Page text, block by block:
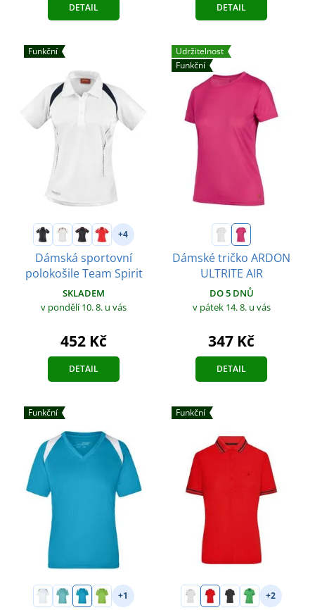
DETAIL DETAIL
Funkční
+4
Dámská sportovní
polokošile Team Spirit
SKLADEM
v pondělí 10. 8. u vás
452 Kč
DETAIL
Udržitelnost
Funkční
Dámské tričko ARDON
ULTRITE AIR
DO 5 DNŮ
v pátek 14. 8. u vás
347 Kč
DETAIL
Funkční
+1
Funkční
+2